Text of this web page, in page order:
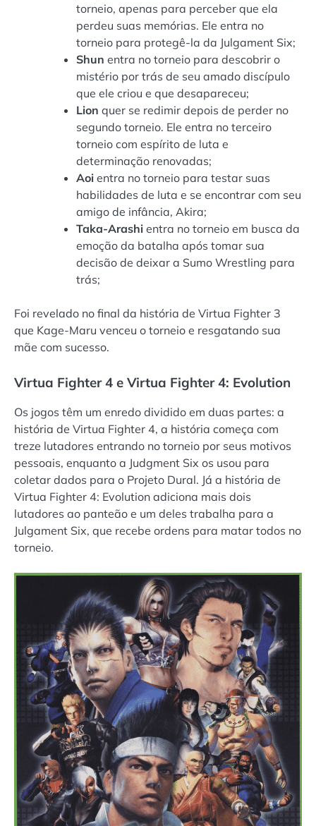
torneio, apenas para perceber que ela
perdeu suas memórias. Ele entra no
torneio para protegê-la da Julgament Six;
Shun entra no torneio para descobrir o
mistério por trás de seu amado discípulo
que ele criou e que desapareceu;
Lion quer se redimir depois de perder no
segundo torneio. Ele entra no terceiro
torneio com espírito de luta e
determinação renovadas;
Aoi entra no torneio para testar suas
habilidades de luta e se encontrar com seu
amigo de infância, Akira;
Taka-Arashi entra no torneio em busca da
emoção da batalha após tomar sua
decisão de deixar a Sumo Wrestling para
trás;
Foi revelado no final da história de Virtua Fighter 3
que Kage-Maru venceu o torneio e resgatando sua
mãe com sucesso.
Virtua Fighter 4 e Virtua Fighter 4: Evolution
Os jogos têm um enredo dividido em duas partes: a
história de Virtua Fighter 4, a história começa com
treze lutadores entrando no torneio por seus motivos
pessoais, enquanto a Judgment Six os usou para
coletar dados para o Projeto Dural. Já a história de
Virtua Fighter 4: Evolution adiciona mais dois
lutadores ao panteão e um deles trabalha para a
Julgament Six, que recebe ordens para matar todos no
torneio.